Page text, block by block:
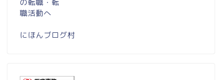
にほんブログ村